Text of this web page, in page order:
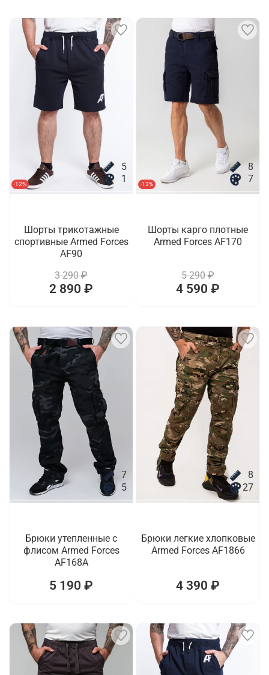
-12%
5
1
Шорты трикотажные
спортивные Armed Forces
AF90
3 290 ₽
2 890 ₽
-13%
8
7
Шорты карго плотные
Armed Forces AF170
5 290 ₽
4 590 ₽
7
5
Брюки утепленные с
флисом Armed Forces
AF168A
5 190 ₽
8
27
Брюки легкие хлопковые
Armed Forces AF1866
4 390 ₽